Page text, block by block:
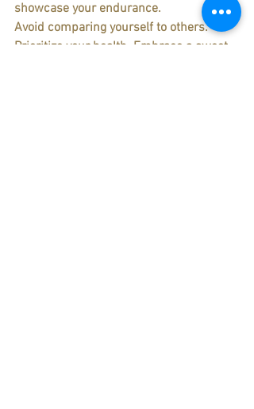
showcase your endurance.
Avoid comparing yourself to others.
Prioritize your health. Embrace a sweet